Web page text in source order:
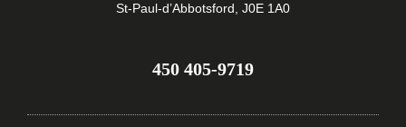
St-Paul-d’Abbotsford, J0E 1A0
450 405-9719